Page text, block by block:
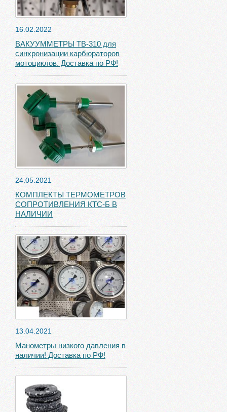
16.02.2022
ВАКУУММЕТРЫ ТВ-310 для
синхронизации карбюраторов
мотоциклов. Доставка по РФ!
24.05.2021
КОМПЛЕКТЫ ТЕРМОМЕТРОВ
СОПРОТИВЛЕНИЯ КТС-Б В
НАЛИЧИИ
13.04.2021
Манометры низкого давления в
наличии! Доставка по РФ!